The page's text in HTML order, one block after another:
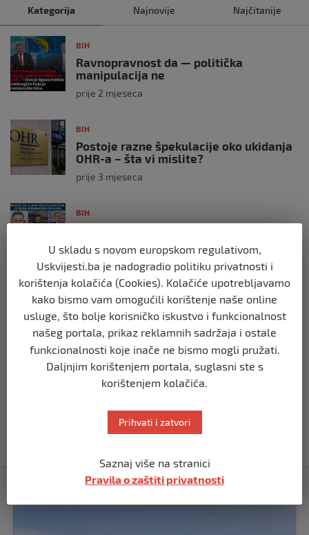
Kategorija Najnovije Najčitanije
BIH
Ravnopravnost da — politička
manipulacija ne
prije 2 mjeseca
BIH
Postoje razne špekulacije oko ukidanja
OHR-a – šta vi mislite?
prije 3 mjeseca
BIH
Predsjedništvo BiH
prije 3 mjeseca
Demantij Federalnog ministarstva
unutrašnjih poslova
prije 5 mjeseci
Akcija SIPA-e: Pretresaju se stambeni i
pomoćni objekti
U skladu s novom europskom regulativom,
Uskvijesti.ba je nadogradio politiku privatnosti i
korištenja kolačića (Cookies). Kolačiće upotrebljavamo
kako bismo vam omogućili korištenje naše online
usluge, što bolje korisničko iskustvo i funkcionalnost
našeg portala, prikaz reklamnih sadržaja i ostale
funkcionalnosti koje inače ne bismo mogli pružati.
Daljnjim korištenjem portala, suglasni ste s
korištenjem kolačića.
Prihvati i zatvori
Saznaj više na stranici
Pravila o zaštiti privatnosti